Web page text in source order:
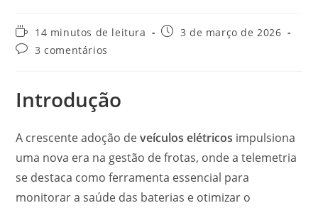
14 minutos de leitura
3 de março de 2026
3 comentários
Introdução
A crescente adoção deveículos elétricos impulsiona
uma nova era na gestão de frotas, onde a telemetria
se destaca como ferramenta essencial para
monitorar a saúde das baterias e otimizar o